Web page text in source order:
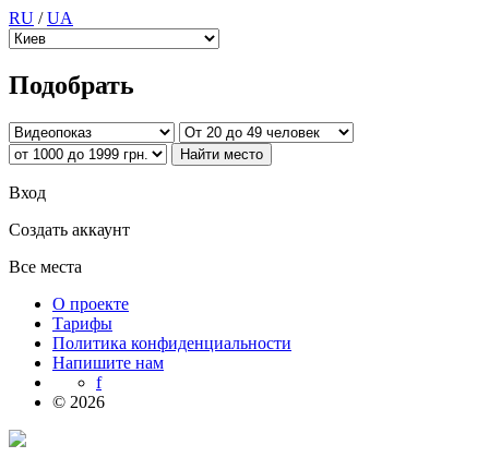
RU /UA
Подобрать
Вход
Создать аккаунт
Все места
О проекте
Тарифы
Политика конфиденциальности
Напишите нам
f
© 2026